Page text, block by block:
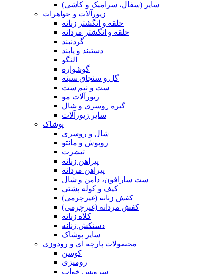
سایر (سفال، سرامیک و کاشی)
زیورآلات و جواهرات
حلقه و انگشتر زنانه
حلقه و انگشتر مردانه
گردنبند
دستبند و پابند
النگو
گوشواره
گل و سنجاق سینه
ست و نیم ست
زیورآلات مو
گیره روسری و شال
سایر زیورآلات
پوشاک
شال و روسری
روپوش و مانتو
تیشرت
پیراهن زنانه
پیراهن مردانه
ست سارافون، دامن و شال
کیف و کوله پشتی
کفش زنانه (غیرچرمی)
کفش مردانه (غیرچرمی)
کلاه زنانه
دستکش زنانه
سایر پوشاک
محصولات پارچه ای و رودوزی
کوسن
رومیزی
سرویس خواب